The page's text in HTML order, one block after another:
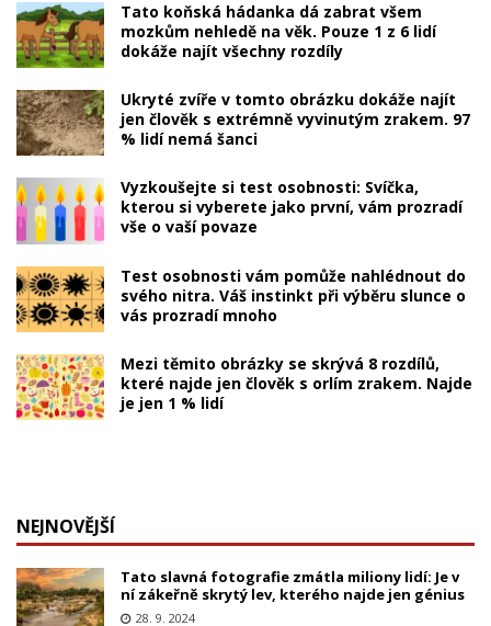
Tato koňská hádanka dá zabrat všem
mozkům nehledě na věk. Pouze 1 z 6 lidí
dokáže najít všechny rozdíly
Ukryté zvíře v tomto obrázku dokáže najít
jen člověk s extrémně vyvinutým zrakem. 97
% lidí nemá šanci
Vyzkoušejte si test osobnosti: Svíčka,
kterou si vyberete jako první, vám prozradí
vše o vaší povaze
Test osobnosti vám pomůže nahlédnout do
svého nitra. Váš instinkt při výběru slunce o
vás prozradí mnoho
Mezi těmito obrázky se skrývá 8 rozdílů,
které najde jen člověk s orlím zrakem. Najde
je jen 1 % lidí
NEJNOVĚJŠÍ
Tato slavná fotografie zmátla miliony lidí: Je v
ní zákeřně skrytý lev, kterého najde jen génius
28. 9. 2024